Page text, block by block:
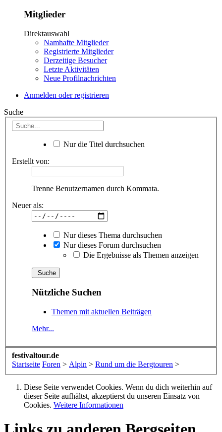
Mitglieder
Direktauswahl
Namhafte Mitglieder
Registrierte Mitglieder
Derzeitige Besucher
Letzte Aktivitäten
Neue Profilnachrichten
Anmelden oder registrieren
Suche
Nur die Titel durchsuchen
Erstellt von:
Trenne Benutzernamen durch Kommata.
Neuer als:
Nur dieses Thema durchsuchen
Nur dieses Forum durchsuchen
Die Ergebnisse als Themen anzeigen
Nützliche Suchen
Themen mit aktuellen Beiträgen
Mehr...
festivaltour.de
Startseite Foren > Alpin > Rund um die Bergtouren >
Diese Seite verwendet Cookies. Wenn du dich weiterhin auf
dieser Seite aufhältst, akzeptierst du unseren Einsatz von
Cookies. Weitere Informationen